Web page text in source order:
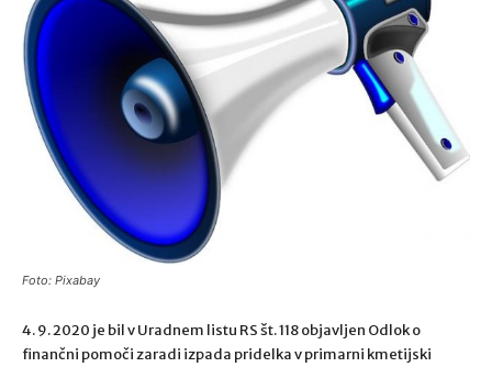
Foto: Pixabay
4. 9. 2020 je bil v Uradnem listu RS št. 118 objavljen Odlok o
finančni pomoči zaradi izpada pridelka v primarni kmetijski